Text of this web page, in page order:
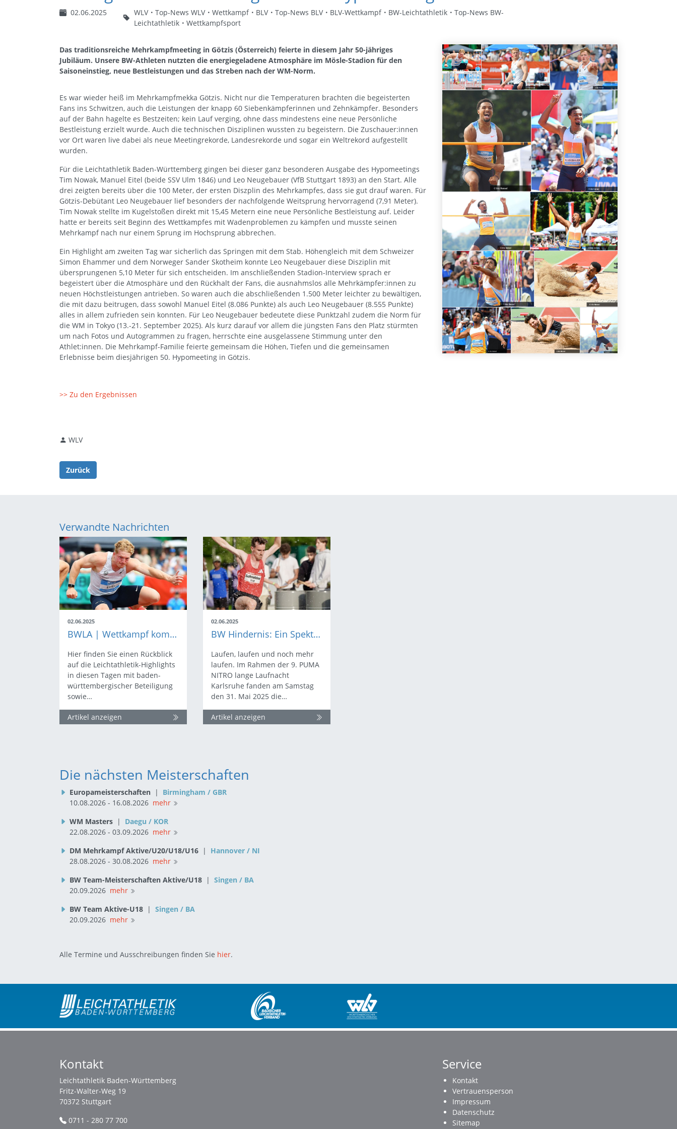
02.06.2025 WLV Top-News WLV Wettkampf BLV Top-News BLV BLV-Wettkampf BW-Leichtathletik
Top-News BW-
Leichtathletik
Wettkampfsport
Das traditionsreiche Mehrkampfmeeting in Götzis (Österreich) feierte in diesem Jahr 50-jähriges
Jubiläum. Unsere BW-Athleten nutzten die energiegeladene Atmosphäre im Mösle-Stadion für den
Saisoneinstieg, neue Bestleistungen und das Streben nach der WM-Norm.
Es war wieder heiß im Mehrkampfmekka Götzis. Nicht nur die Temperaturen brachten die begeisterten
Fans ins Schwitzen, auch die Leistungen der knapp 60 Siebenkämpferinnen und Zehnkämpfer. Besonders
auf der Bahn hagelte es Bestzeiten; kein Lauf verging, ohne dass mindestens eine neue Persönliche
Bestleistung erzielt wurde. Auch die technischen Disziplinen wussten zu begeistern. Die Zuschauer:innen
vor Ort waren live dabei als neue Meetingrekorde, Landesrekorde und sogar ein Weltrekord aufgestellt
wurden.
Für die Leichtathletik Baden-Württemberg gingen bei dieser ganz besonderen Ausgabe des Hypomeetings
Tim Nowak, Manuel Eitel (beide SSV Ulm 1846) und Leo Neugebauer (VfB Stuttgart 1893) an den Start. Alle
drei zeigten bereits über die 100 Meter, der ersten Diszplin des Mehrkampfes, dass sie gut drauf waren. Für
Götzis-Debütant Leo Neugebauer lief besonders der nachfolgende Weitsprung hervorragend (7,91 Meter).
Tim Nowak stellte im Kugelstoßen direkt mit 15,45 Metern eine neue Persönliche Bestleistung auf. Leider
hatte er bereits seit Beginn des Wettkampfes mit Wadenproblemen zu kämpfen und musste seinen
Mehrkampf nach nur einem Sprung im Hochsprung abbrechen.
Ein Highlight am zweiten Tag war sicherlich das Springen mit dem Stab. Höhengleich mit dem Schweizer
Simon Ehammer und dem Norweger Sander Skotheim konnte Leo Neugebauer diese Disziplin mit
übersprungenen 5,10 Meter für sich entscheiden. Im anschließenden Stadion-Interview sprach er
begeistert über die Atmosphäre und den Rückhalt der Fans, die ausnahmslos alle Mehrkämpfer:innen zu
neuen Höchstleistungen antrieben. So waren auch die abschließenden 1.500 Meter leichter zu bewältigen,
die mit dazu beitrugen, dass sowohl Manuel Eitel (8.086 Punkte) als auch Leo Neugebauer (8.555 Punkte)
alles in allem zufrieden sein konnten. Für Leo Neugebauer bedeutete diese Punktzahl zudem die Norm für
die WM in Tokyo (13.-21. September 2025). Als kurz darauf vor allem die jüngsten Fans den Platz stürmten
um nach Fotos und Autogrammen zu fragen, herrschte eine ausgelassene Stimmung unter den
Athlet:innen. Die Mehrkampf-Familie feierte gemeinsam die Höhen, Tiefen und die gemeinsamen
Erlebnisse beim diesjährigen 50. Hypomeeting in Götzis.
>> Zu den Ergebnissen
WLV
Zurück
Verwandte Nachrichten
02.06.2025
BWLA | Wettkampf kompakt
Hier finden Sie einen Rückblick
auf die Leichtathletik-Highlights
in diesen Tagen mit baden-
württembergischer Beteiligung
sowie…
Artikel anzeigen
02.06.2025
BW Hindernis: Ein Spektakel innerhalb der langen Laufnacht Karlsruhe
Laufen, laufen und noch mehr
laufen. Im Rahmen der 9. PUMA
NITRO lange Laufnacht
Karlsruhe fanden am Samstag
den 31. Mai 2025 die…
Artikel anzeigen
Die nächsten Meisterschaften
Europameisterschaften |
Birmingham / GBR
10.08.2026 - 16.08.2026 mehr
WM Masters |
Daegu / KOR
22.08.2026 - 03.09.2026 mehr
DM Mehrkampf Aktive/U20/U18/U16 |
Hannover / NI
28.08.2026 - 30.08.2026 mehr
BW Team-Meisterschaften Aktive/U18 | Singen / BA
20.09.2026 mehr
BW Team Aktive-U18 | Singen / BA
20.09.2026 mehr
Alle Termine und Ausschreibungen finden Sie hier.
Kontakt
Leichtathletik Baden-Württemberg
Fritz-Walter-Weg 19
70372 Stuttgart
0711 - 280 77 700
Service
Kontakt
Vertrauensperson
Impressum
Datenschutz
Sitemap